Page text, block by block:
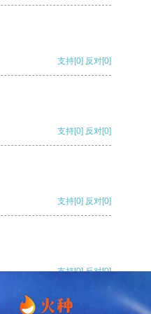
支持[0] 反对[0]
支持[0] 反对[0]
支持[0] 反对[0]
支持[0] 反对[0]